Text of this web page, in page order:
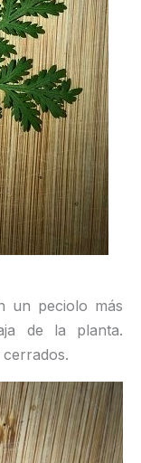
un peciolo más
de la planta.